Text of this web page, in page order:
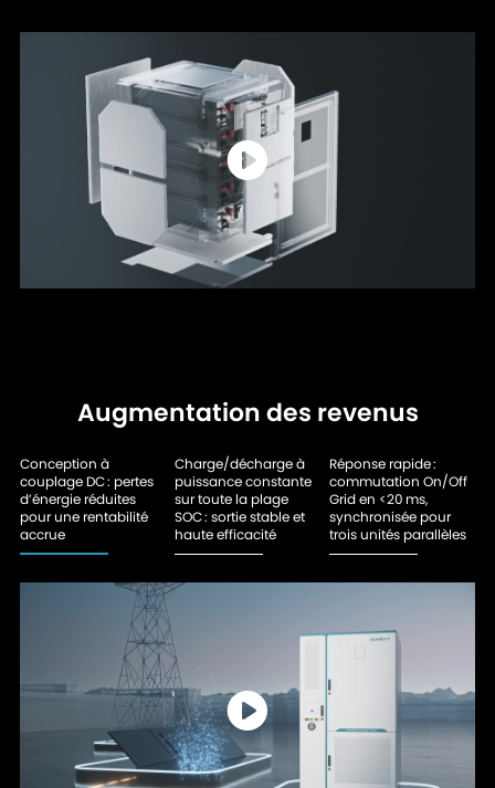
Augmentation des revenus
Conception à
couplage DC : pertes
d’énergie réduites
pour une rentabilité
accrue
Charge/décharge à
puissance constante
sur toute la plage
SOC : sortie stable et
haute efficacité
Réponse rapide :
commutation On/Off
Grid en <20 ms,
synchronisée pour
trois unités parallèles